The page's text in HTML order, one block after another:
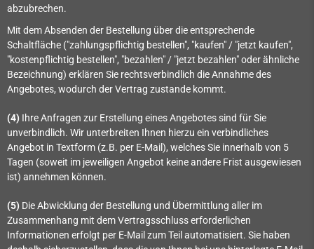
abzubrechen.
Mit dem Absenden der Bestellung über die entsprechende
Schaltfläche ("zahlungspflichtig bestellen", "kaufen" / "jetzt kaufen",
"kostenpflichtig bestellen", "bezahlen" / "jetzt bezahlen" oder ähnliche
Bezeichnung) erklären Sie rechtsverbindlich die Annahme des
Angebotes, wodurch der Vertrag zustande kommt.
(4) Ihre Anfragen zur Erstellung eines Angebotes sind für Sie
unverbindlich. Wir unterbreiten Ihnen hierzu ein verbindliches
Angebot in Textform (z.B. per E-Mail), welches Sie innerhalb von 5
Tagen (soweit im jeweiligen Angebot keine andere Frist ausgewiesen
ist) annehmen können.
(5) Die Abwicklung der Bestellung und Übermittlung aller im
Zusammenhang mit dem Vertragsschluss erforderlichen
Informationen erfolgt per E-Mail zum Teil automatisiert. Sie haben